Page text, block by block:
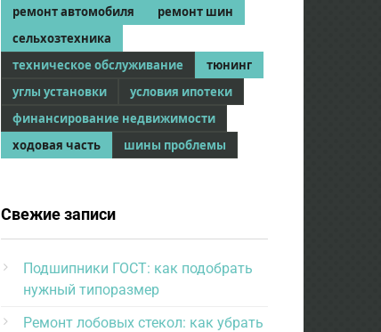
ремонт автомобиля
ремонт шин
сельхозтехника
техническое обслуживание
тюнинг
углы установки
условия ипотеки
финансирование недвижимости
ходовая часть
шины проблемы
Свежие записи
Подшипники ГОСТ: как подобрать
нужный типоразмер
Ремонт лобовых стекол: как убрать